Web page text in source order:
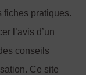
fiches pratiques.
l’avis d’un
conseils
Ce site